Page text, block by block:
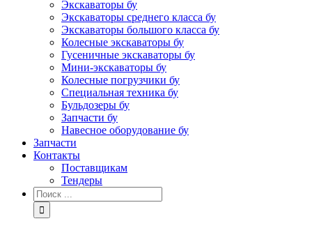
Экскаваторы бу
Экскаваторы среднего класса бу
Экскаваторы большого класса бу
Колесные экскаваторы бу
Гусеничные экскаваторы бу
Мини-экскаваторы бу
Колесные погрузчики бу
Специальная техника бу
Бульдозеры бу
Запчасти бу
Навесное оборудование бу
Запчасти
Контакты
Поставщикам
Тендеры
Результат
поиска: